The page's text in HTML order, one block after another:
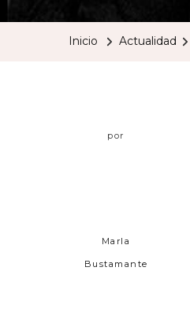
Inicio Actualidad
por
Marla
Bustamante